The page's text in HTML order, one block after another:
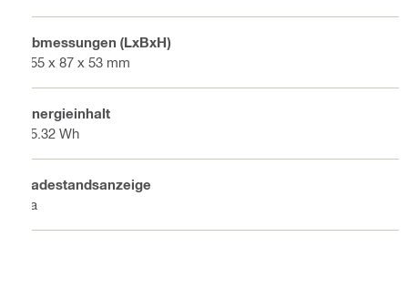
Abmessungen (LxBxH)
155 x 87 x 53 mm
Energieinhalt
85.32 Wh
Ladestandsanzeige
Ja